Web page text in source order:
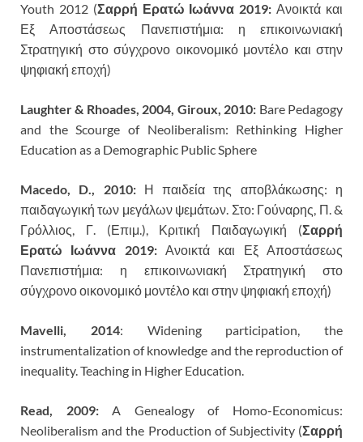
Youth 2012 (Σαρρή Ερατώ Ιωάννα 2019: Ανοικτά και
Εξ Αποστάσεως Πανεπιστήμια: η επικοινωνιακή
Στρατηγική στο σύγχρονο οικονομικό μοντέλο και στην
ψηφιακή εποχή)
Laughter & Rhoades, 2004, Giroux, 2010: Bare Pedagogy
and the Scourge of Neoliberalism: Rethinking Higher
Education as a Demographic Public Sphere
Macedo, D., 2010:Η παιδεία της αποβλάκωσης: η
παιδαγωγική των μεγάλων ψεμάτων. Στο: Γούναρης, Π. &
Γρόλλιος, Γ. (Επιμ.), Κριτική Παιδαγωγική (Σαρρή
Ερατώ Ιωάννα 2019:Ανοικτά και Εξ Αποστάσεως
Πανεπιστήμια: η επικοινωνιακή Στρατηγική στο
σύγχρονο οικονομικό μοντέλο και στην ψηφιακή εποχή)
Mavelli, 2014: Widening participation, the
instrumentalization of knowledge and the reproduction of
inequality. Teaching in Higher Education.
Read, 2009:A Genealogy of Homo-Economicus:
Neoliberalism and the Production of Subjectivity (Σαρρή